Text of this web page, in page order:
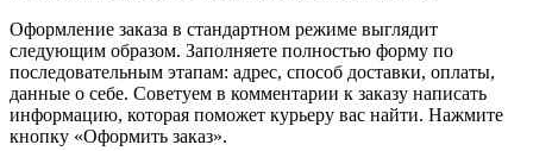
Оформление заказа в стандартном режиме выглядит
следующим образом. Заполняете полностью форму по
последовательным этапам: адрес, способ доставки, оплаты,
данные о себе. Советуем в комментарии к заказу написать
информацию, которая поможет курьеру вас найти. Нажмите
кнопку «Оформить заказ».